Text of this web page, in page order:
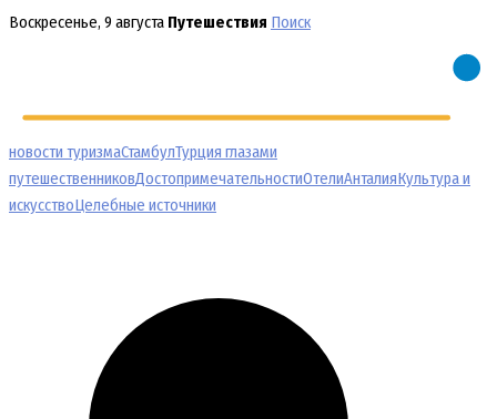
Перейти
Воскресенье, 9 августа Путешествия Поиск
новости туризмаСтамбулТурция глазами
путешественниковДостопримечательностиОтелиАнталияКультура и
искусствоЦелебные источники